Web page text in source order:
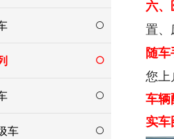
车
六、
置、
随车
您上
车
实车